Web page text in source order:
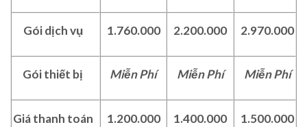
Gói dịch vụ 1.760.000 2.200.000 2.970.000
Gói thiết bị Miễn Phí Miễn Phí Miễn Phí
Giá thanh toán 1.200.000 1.400.000 1.500.000